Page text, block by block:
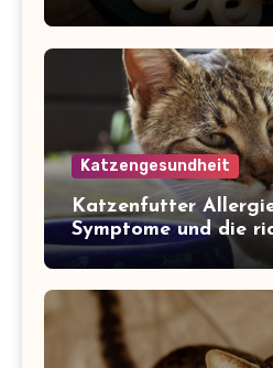
Katzengesundheit
Katzenfutter
Symptome und die
Ernährung